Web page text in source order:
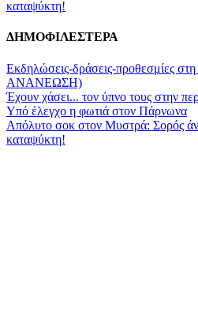
καταψύκτη!
ΔΗΜΟΦΙΛΕΣΤΕΡΑ
Εκδηλώσεις-δράσεις-προθεσμίες
ΑΝΑΝΕΩΣΗ)
Έχουν χάσει... τον ύπνο τους στην
Υπό έλεγχο η φωτιά στον Πάρνωνα
Απόλυτο σοκ στον Μυστρά: Σορός
καταψύκτη!